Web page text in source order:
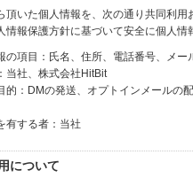
頂いた個人情報を、次の通り共同利
報保護方針に基づいて安全に個人情
の項目：氏名、住所、電話番号、メー
当社、株式会社HitBit
的：DMの発送、オプトインメールの
有する者：当社
について